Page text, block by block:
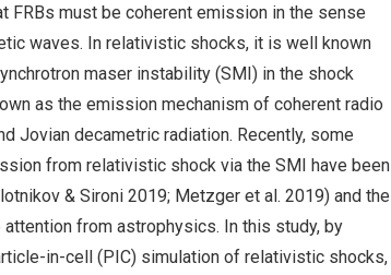
FRBs must be coherent emission in the sense
waves. In relativistic shocks, it is well known
maser instability (SMI) in the shock
as the emission mechanism of coherent radio
Jovian decametric radiation. Recently, some
from relativistic shock via the SMI have been
& Sironi 2019; Metzger et al. 2019) and the
from astrophysics. In this study, by
in-cell (PIC) simulation of relativistic shocks,